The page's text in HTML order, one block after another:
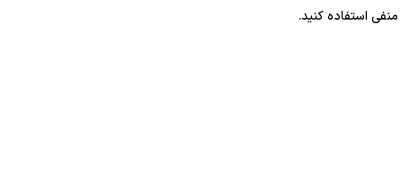
منفی استفاده کنید.